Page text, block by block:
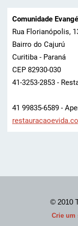
Comunidade
Rua Florianópolis,
Bairro do Cajurú
Curitiba - Paraná
CEP 82930-030
41-3253-2853 -
41 99835-6589 -
restauracaoevida
© 2010
Crie um